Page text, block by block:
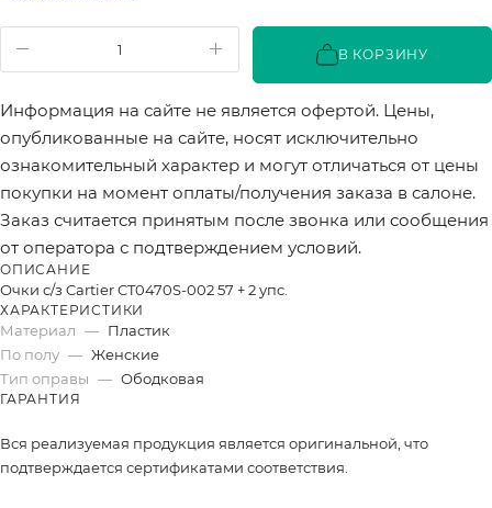
В КОРЗИНУ
Информация на сайте не является офертой. Цены,
опубликованные на сайте, носят исключительно
ознакомительный характер и могут отличаться от цены
покупки на момент оплаты/получения заказа в салоне.
Заказ считается принятым после звонка или сообщения
от оператора с подтверждением условий.
ОПИСАНИЕ
Очки с/з Cartier CT0470S-002 57 + 2 упс.
ХАРАКТЕРИСТИКИ
Материал — Пластик
По полу — Женские
Тип оправы — Ободковая
ГАРАНТИЯ
Вся реализуемая продукция является оригинальной, что
подтверждается сертификатами соответствия.